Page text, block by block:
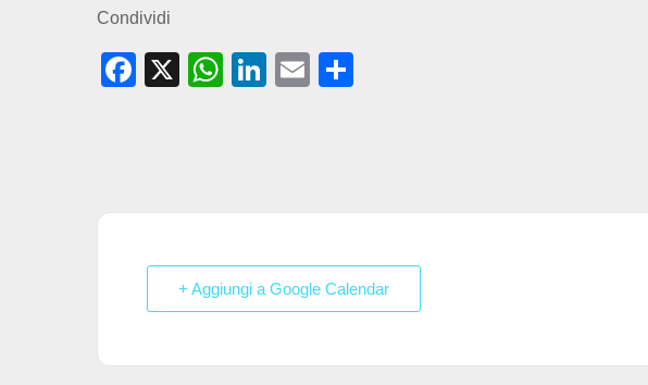
Condividi
F
b
o
k
X
W
A
p
Li
dI
E
vi
+ Aggiungi a Google Calendar